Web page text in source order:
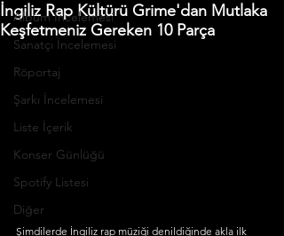
Albüm İncelemesi
Sanatçı İncelemesi
Röportaj
Şarkı İncelemesi
Liste İçerik
Konser Günlüğü
Spotify Listesi
Diğer
İngiliz Rap Kültürü Grime'dan Mutlaka
Keşfetmeniz Gereken 10 Parça
Şimdilerde İngiliz rap müziği denildiğinde akla ilk